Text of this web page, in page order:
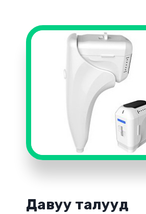
Давуу талууд